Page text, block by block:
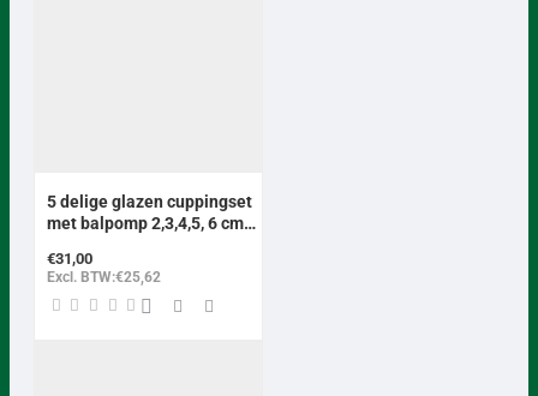
5 delige glazen cuppingset
met balpomp 2,3,4,5, 6 cm
€31,00
Excl. BTW:€25,62